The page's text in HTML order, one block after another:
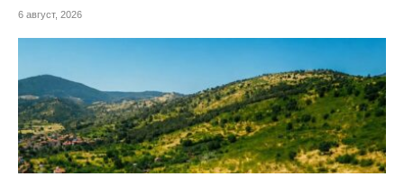
6 август, 2026